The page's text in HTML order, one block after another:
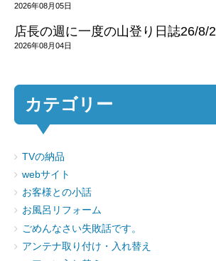
2026年08月05日
店長の週に一度の山登り日誌26/8/2
2026年08月04日
カテゴリー
TVの納品
webサイト
お客様との小話
お風呂リフォーム
ごめんなさい失敗話です。
アンテナ取り付け・入れ替え